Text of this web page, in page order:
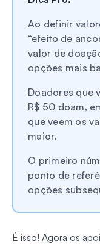
Ao definir
“efeito de
valor de
opções mais
Doadores que
R$ 50 doam,
que veem os
maior.
O primeiro
ponto de
opções
É isso! Agora os